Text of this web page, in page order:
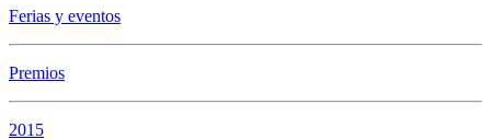
Ferias y eventos
Premios
2015